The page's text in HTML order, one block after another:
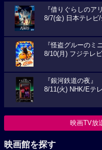
『借りぐらしのア
8/7(金) 日本テレビ
『怪盗グルーのミ
8/10(月) フジテレ
『銀河鉄道の夜』
8/11(火) NHK/Eテ
映画TV放
映画館を探す